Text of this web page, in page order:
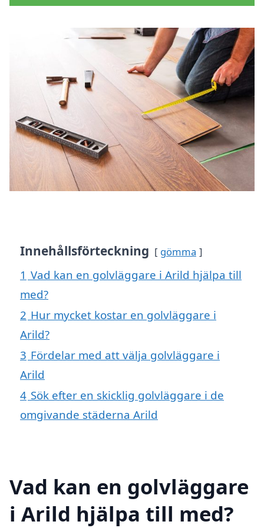
Innehållsförteckning gömma
1 Vad kan en golvläggare i Arild hjälpa till
med?
2 Hur mycket kostar en golvläggare i
Arild?
3 Fördelar med att välja golvläggare i
Arild
4 Sök efter en skicklig golvläggare i de
omgivande städerna Arild
Vad kan en golvläggare
i Arild hjälpa till med?